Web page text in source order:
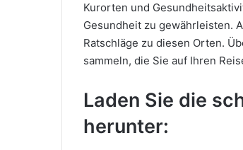
Kurorten und
Gesundheit zu gewährleisten.
Ratschläge zu diesen Orten.
sammeln, die Sie auf Ihren
Laden Sie die
herunter: